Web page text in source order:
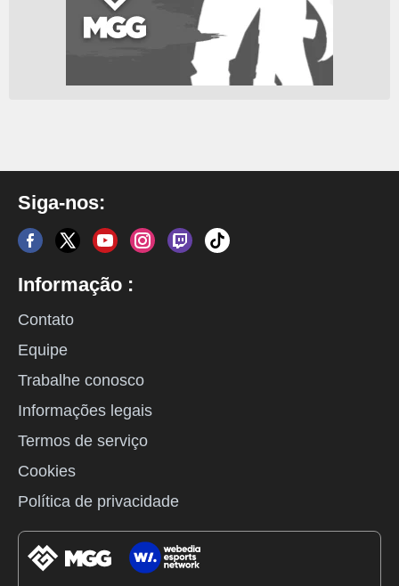
Siga-nos:
Informação :
Contato
Equipe
Trabalhe conosco
Informações legais
Termos de serviço
Cookies
Política de privacidade